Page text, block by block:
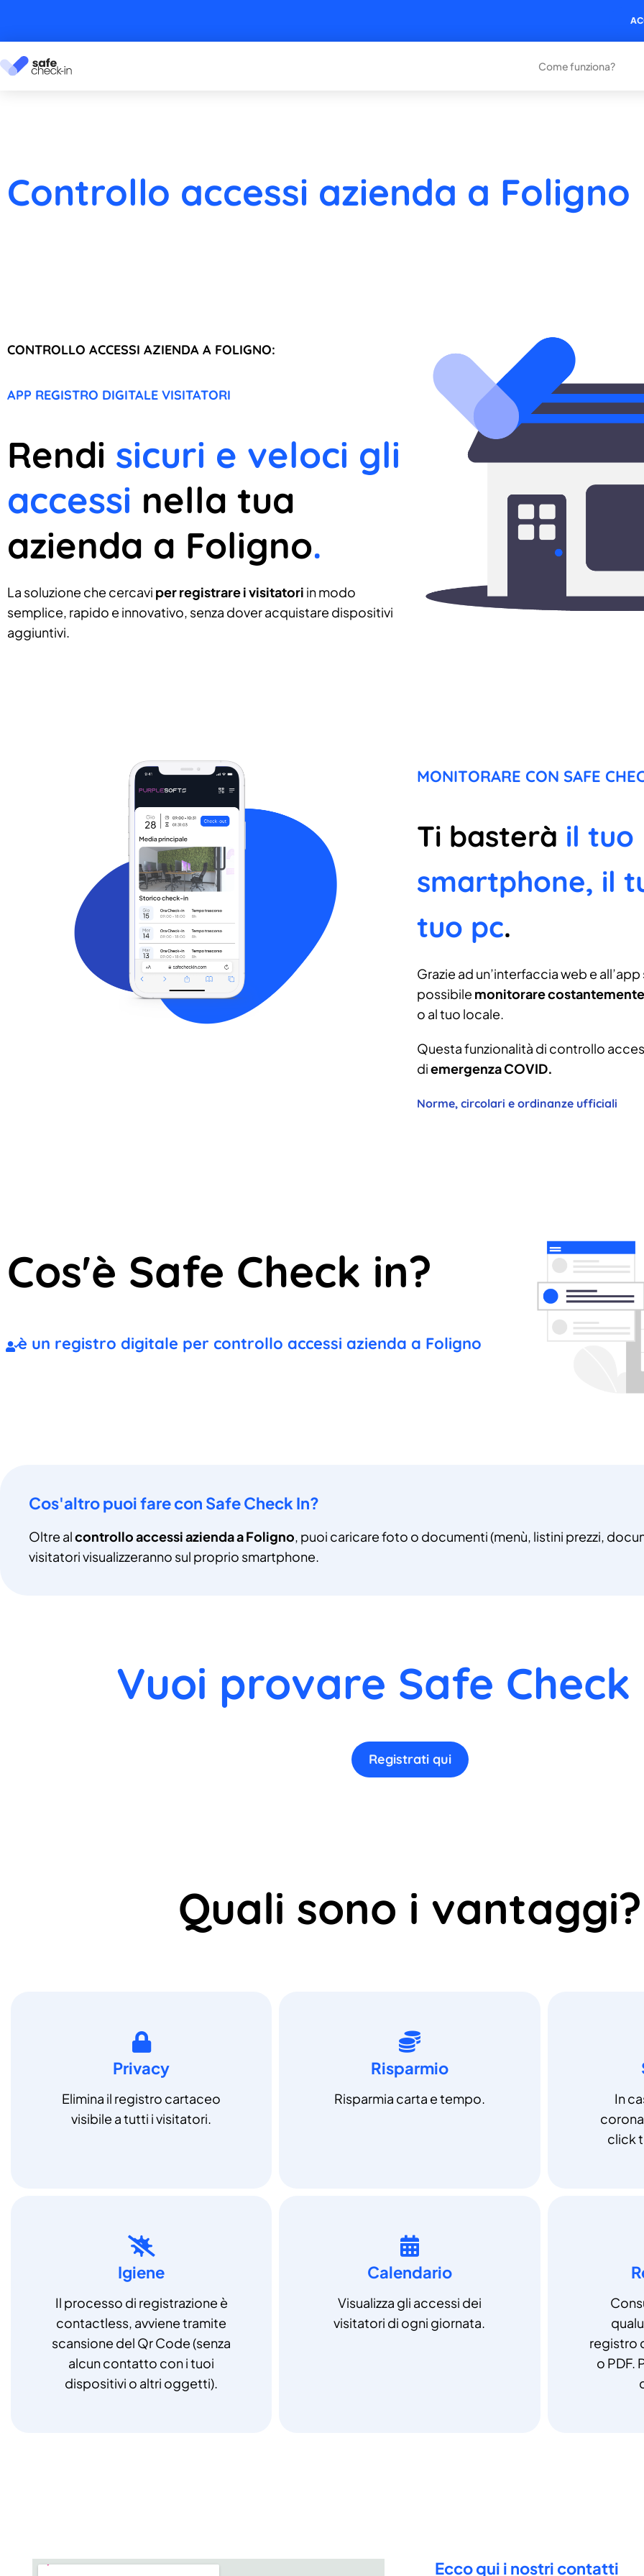
Come funziona?
Controllo accessi azienda a Foligno
CONTROLLO ACCESSI AZIENDA A FOLIGNO:
APP REGISTRO DIGITALE VISITATORI
Rendi sicuri e veloci gli
accessi nella tua
azienda a Foligno.
La soluzione che cercavi per registrare i visitatori in modo
semplice, rapido e innovativo, senza dover acquistare dispositivi
aggiuntivi.
MONITORARE CON SAFE
Ti basterà il tuo
smartphone, il
tuo pc.
Grazie ad un’interfaccia web e
possibile monitorare
o al tuo locale.
Questa funzionalità di controllo
diemergenza COVID.
Norme, circolari e ordinanze ufficiali
Cos'è Safe Check in?
è un registro digitale per controllo accessi azienda a Foligno
Cos'altro puoi fare con Safe Check In?
Oltre alcontrollo accessi azienda a Foligno, puoi caricare foto o documenti (menù, listini prezzi,
visitatori visualizzeranno sul proprio smartphone.
Vuoi provare Safe Check
Registrati qui
Quali sono i vantaggi?
Privacy
Elimina il registro cartaceo
visibile a tutti i visitatori.
Risparmio
Risparmia carta e tempo.
In
click
Igiene
Il processo di registrazione è
contactless, avviene tramite
scansione del Qr Code (senza
alcun contatto con i tuoi
dispositivi o altri oggetti).
Calendario
Visualizza gli accessi dei
visitatori di ogni giornata.
registro
o PDF.
Ecco qui i nostri contatti